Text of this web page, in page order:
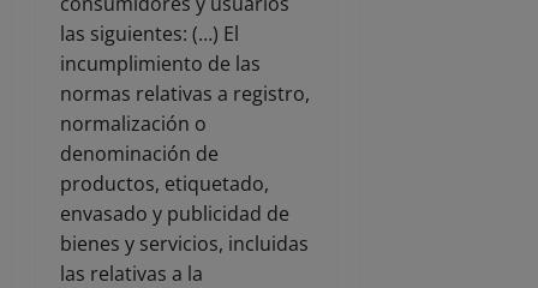
las siguientes: (…) El
incumplimiento de las
normas relativas a registro,
normalización o
denominación de
productos, etiquetado,
envasado y publicidad de
bienes y servicios, incluidas
las relativas a la